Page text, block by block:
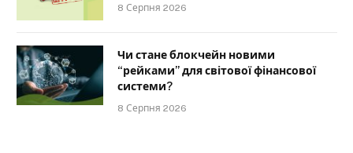
8 Серпня 2026
Чи стане блокчейн новими
“рейками” для світової фінансової
системи?
8 Серпня 2026